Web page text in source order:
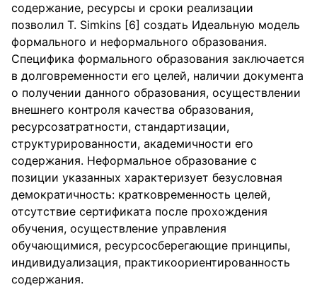
содержание, ресурсы и сроки реализации
позволил Т. Simkins [6] создать Идеальную модель
формального и неформального образования.
Специфика формального образования заключается
в долговременности его целей, наличии документа
о получении данного образования, осуществлении
внешнего контроля качества образования,
ресурсозатратности, стандартизации,
структурированности, академичности его
содержания. Неформальное образование с
позиции указанных характеризует безусловная
демократичность: кратковременность целей,
отсутствие сертификата после прохождения
обучения, осуществление управления
обучающимися, ресурсосберегающие принципы,
индивидуализация, практикоориентированность
содержания.